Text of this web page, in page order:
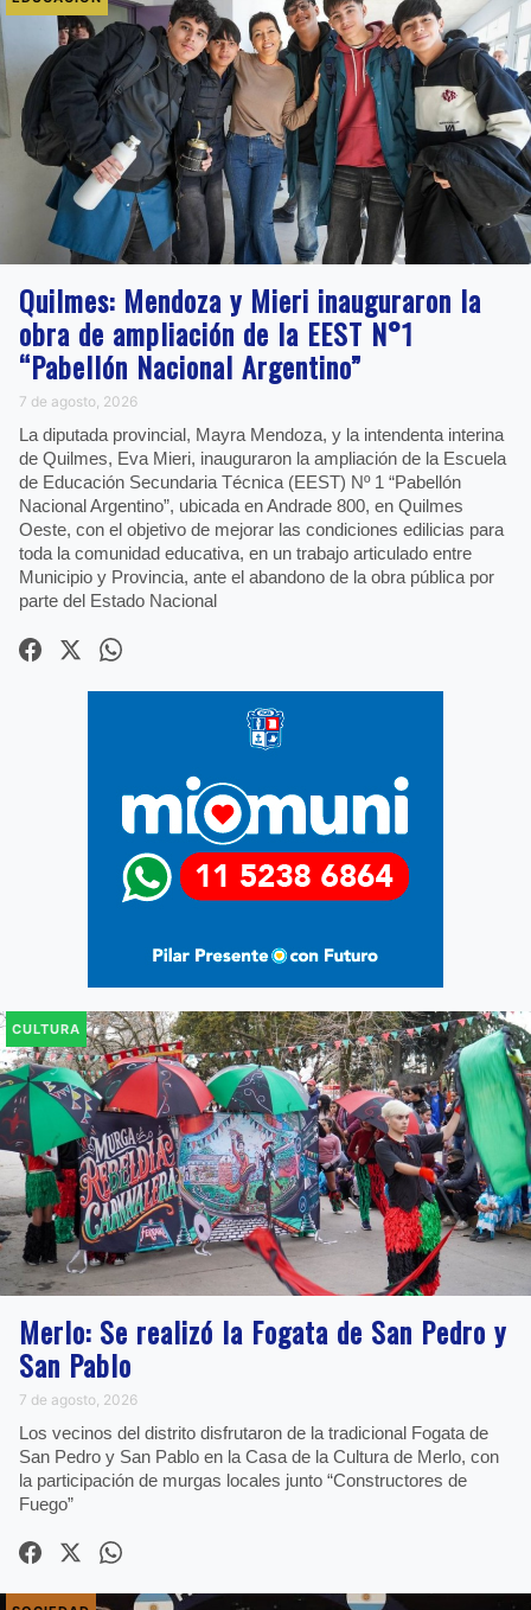
Quilmes: Mendoza y Mieri inauguraron la
obra de ampliación de la EEST N°1
“Pabellón Nacional Argentino”
7 de agosto, 2026
La diputada provincial, Mayra Mendoza, y la intendenta interina
de Quilmes, Eva Mieri, inauguraron la ampliación de la Escuela
de Educación Secundaria Técnica (EEST) Nº 1 “Pabellón
Nacional Argentino”, ubicada en Andrade 800, en Quilmes
Oeste, con el objetivo de mejorar las condiciones edilicias para
toda la comunidad educativa, en un trabajo articulado entre
Municipio y Provincia, ante el abandono de la obra pública por
parte del Estado Nacional
CULTURA
Merlo: Se realizó la Fogata de San Pedro y
San Pablo
7 de agosto, 2026
Los vecinos del distrito disfrutaron de la tradicional Fogata de
San Pedro y San Pablo en la Casa de la Cultura de Merlo, con
la participación de murgas locales junto “Constructores de
Fuego”